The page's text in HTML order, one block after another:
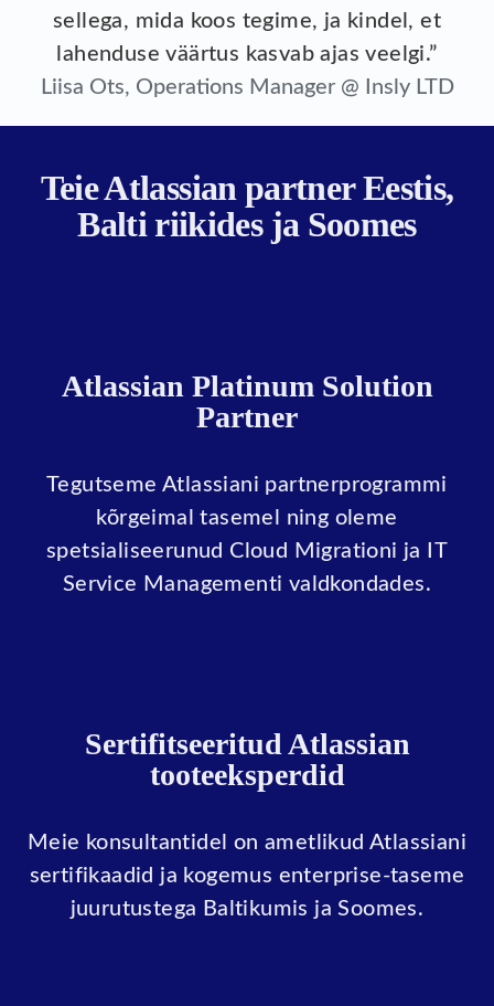
sellega, mida koos tegime, ja kindel, et
lahenduse väärtus kasvab ajas veelgi.”
Liisa Ots, Operations Manager @ Insly LTD
Teie Atlassian partner Eestis,
Balti riikides ja Soomes
Atlassian Platinum Solution
Partner
Tegutseme Atlassiani partnerprogrammi
kõrgeimal tasemel ning oleme
spetsialiseerunud Cloud Migrationi ja IT
Service Managementi valdkondades.
Sertifitseeritud Atlassian
tooteeksperdid
Meie konsultantidel on ametlikud Atlassiani
sertifikaadid ja kogemus enterprise-taseme
juurutustega Baltikumis ja Soomes.